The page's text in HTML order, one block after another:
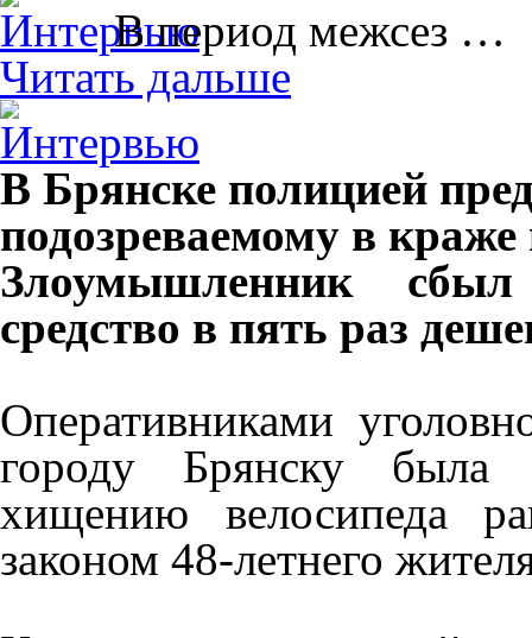
В период межсез …
Читать дальше
В Брянске полицией
подозреваемому в краже
Злоумышленник сбыл
средство в пять раз
Оперативниками
городу Брянску была
хищению велосипеда
законом 48-летнего